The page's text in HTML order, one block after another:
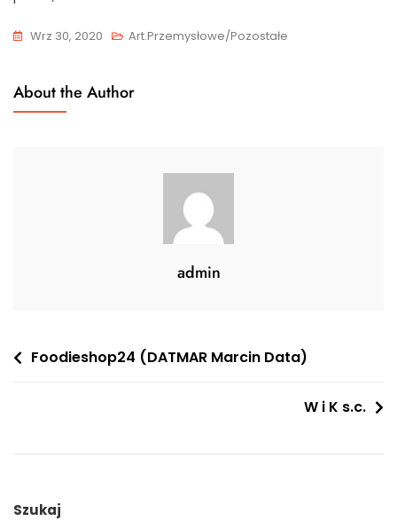
Wrz 30, 2020 Art.przemysłowe/Pozostałe
About the Author
admin
Nawigacja
Foodieshop24 (DATMAR Marcin Data)
W i K s.c.
Szukaj